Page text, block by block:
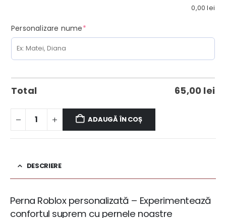
0,00lei
Personalizare nume*(required)
Total 65,00 lei
ADAUGĂ ÎN COȘ
DESCRIERE
Perna Roblox personalizată – Experimentează
confortul suprem cu pernele noastre